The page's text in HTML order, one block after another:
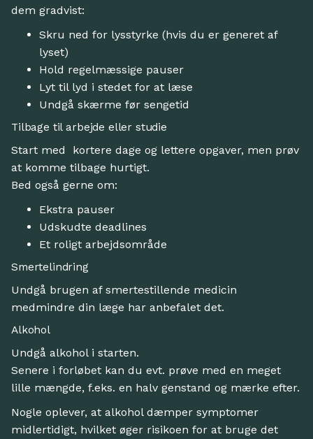
dem gradvist:
Skru ned for lysstyrke (hvis du er generet af
lyset)
Hold regelmæssige pauser
Lyt til lyd i stedet for at læse
Undgå skærme før sengetid
Tilbage til arbejde eller studie
Start med kortere dage og lettere opgaver, men prøv
at komme tilbage hurtigt.
Bed også gerne om:
Ekstra pauser
Udskudte deadlines
Et roligt arbejdsområde
Smertelindring
Undgå brugen af smertestillende medicin
medmindre din læge har anbefalet det.
Alkohol
Undgå alkohol i starten.
Senere i forløbet kan du evt. prøve med en meget
lille mængde, f.eks. en halv genstand og mærke efter.
Nogle oplever, at alkohol dæmper symptomer
midlertidigt, hvilket øger risikoen for at bruge det